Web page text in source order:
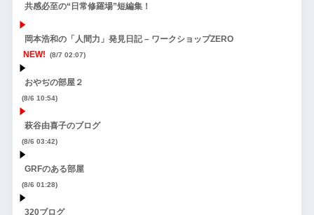
共感必至の“日常修羅場”短編集！
岡本浩和の「人間力」発見日記 – ワークショップZERO
NEW!
(8/7 02:07)
おやぢの部屋２
(8/6 10:54)
萩谷由喜子のブログ
(8/6 03:42)
GRFのある部屋
(8/6 01:28)
320ブログ